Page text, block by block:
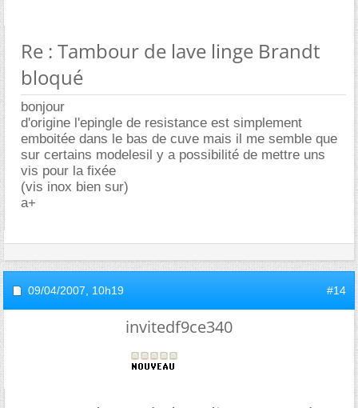
Re : Tambour de lave linge Brandt
bloqué
bonjour
d'origine l'epingle de resistance est simplement
emboitée dans le bas de cuve mais il me semble que
sur certains modelesil y a possibilité de mettre uns
vis pour la fixée
(vis inox bien sur)
a+
09/04/2007, 10h19 #14
invitedf9ce340